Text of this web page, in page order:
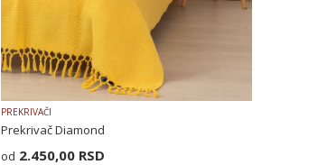
PREKRIVAČI
Prekrivač Diamond
2.450,00 RSD